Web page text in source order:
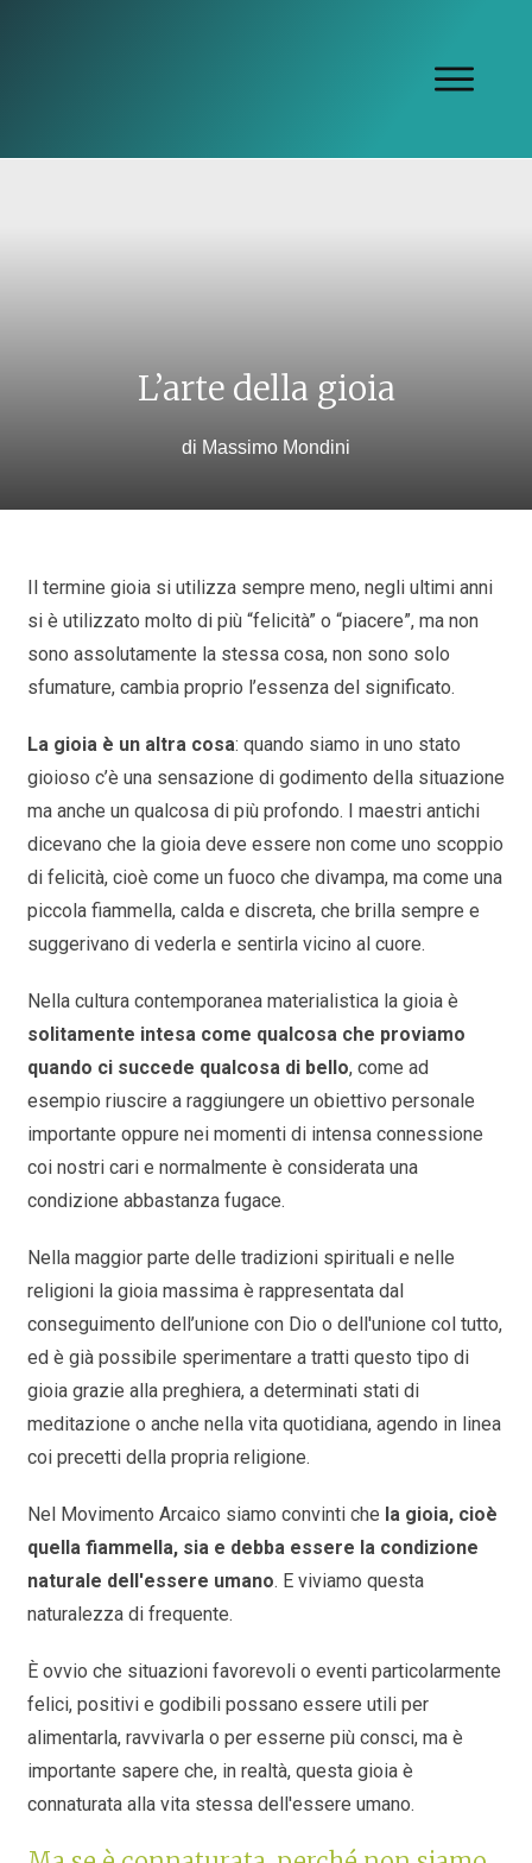
L’arte della gioia
di Massimo Mondini
Il termine gioia si utilizza sempre meno, negli ultimi anni
si è utilizzato molto di più “felicità” o “piacere”, ma non
sono assolutamente la stessa cosa, non sono solo
sfumature, cambia proprio l’essenza del significato.
La gioia è un altra cosa: quando siamo in uno stato
gioioso c’è una sensazione di godimento della situazione
ma anche un qualcosa di più profondo. I maestri antichi
dicevano che la gioia deve essere non come uno scoppio
di felicità, cioè come un fuoco che divampa, ma come una
piccola fiammella, calda e discreta, che brilla sempre e
suggerivano di vederla e sentirla vicino al cuore.
Nella cultura contemporanea materialistica la gioia è
solitamente intesa come qualcosa che proviamo
quando ci succede qualcosa di bello, come ad
esempio riuscire a raggiungere un obiettivo personale
importante oppure nei momenti di intensa connessione
coi nostri cari e normalmente è considerata una
condizione abbastanza fugace.
Nella maggior parte delle tradizioni spirituali e nelle
religioni la gioia massima è rappresentata dal
conseguimento dell’unione con Dio o dell'unione col tutto,
ed è già possibile sperimentare a tratti questo tipo di
gioia grazie alla preghiera, a determinati stati di
meditazione o anche nella vita quotidiana, agendo in linea
coi precetti della propria religione.
Nel Movimento Arcaico siamo convinti che la gioia, cioè
quella fiammella, sia e debba essere la condizione
naturale dell'essere umano. E viviamo questa
naturalezza di frequente.
È ovvio che situazioni favorevoli o eventi particolarmente
felici, positivi e godibili possano essere utili per
alimentarla, ravvivarla o per esserne più consci, ma è
importante sapere che, in realtà, questa gioia è
connaturata alla vita stessa dell'essere umano.